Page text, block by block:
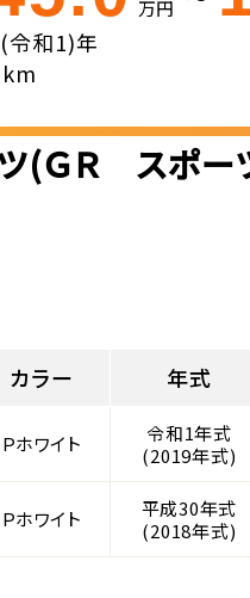
万円
令和1)年
ツ(ＧＲ スポ
カラー 年式
Ｐホワイト
令和1年式
(2019年式)
Ｐホワイト
平成30年式
(2018年式)